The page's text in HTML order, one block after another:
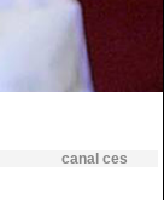
canal ces